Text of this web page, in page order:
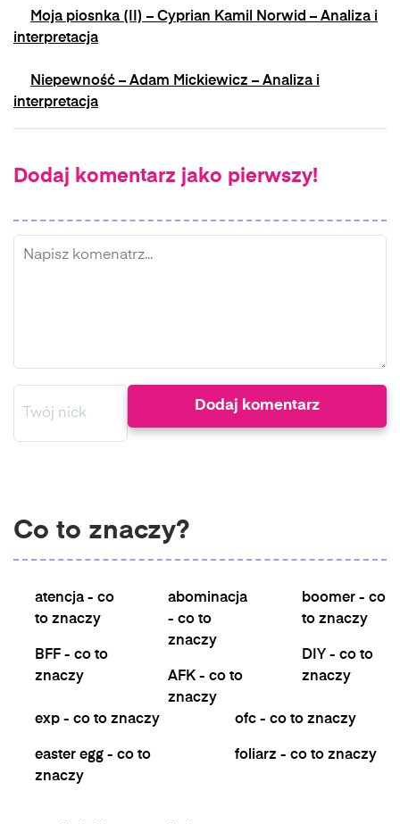
Moja piosnka (II) – Cyprian Kamil Norwid – Analiza i
interpretacja
Niepewność – Adam Mickiewicz – Analiza i
interpretacja
Dodaj komentarz jako pierwszy!
Co to znaczy?
atencja - co
to znaczy
BFF - co to
znaczy
abominacja
- co to
znaczy
AFK - co to
znaczy
boomer - co
to znaczy
DIY - co to
znaczy
exp - co to znaczy
easter egg - co to
znaczy
ofc - co to znaczy
foliarz - co to znaczy